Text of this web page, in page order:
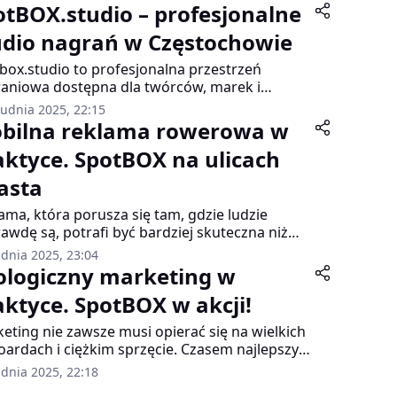
– profesjonalne
nagrań w Częstochowie
to profesjonalna przestrzeń
dostępna dla twórców, marek i
którzy chcą tworzyć wysokiej jakości
oraz formaty video. Studio łączy studyjną
z kameralnym klimatem – od pierwszych
daje poczucie komfortu, naturalności i
swobody. To idealne miejsce na
wywiady, materiały eksperckie i content
media.
2025, 22:15
reklama rowerowa w
SpotBOX na ulicach
która porusza się tam, gdzie ludzie
są, potrafi być bardziej skuteczna niż
widoczny billboard. Mobilna reklama
na przyczepce to przykład rozwiązania,
łączy lekkość, dużą powierzchnię ekspozycji i
swobodę poruszania się po mieście.
prezentuje, jak wygląda taka forma
w działaniu – na deptakach, przy
w okolicy centrów handlowych i
wydarzeń plenerowych.
2025, 23:04
marketing w
SpotBOX w akcji!
nie zawsze musi opierać się na wielkich
i ciężkim sprzęcie. Czasem najlepszy
daje lekka, mobilna i ekologiczna forma
która pojawia się dokładnie tam, gdzie są
2025, 22:18